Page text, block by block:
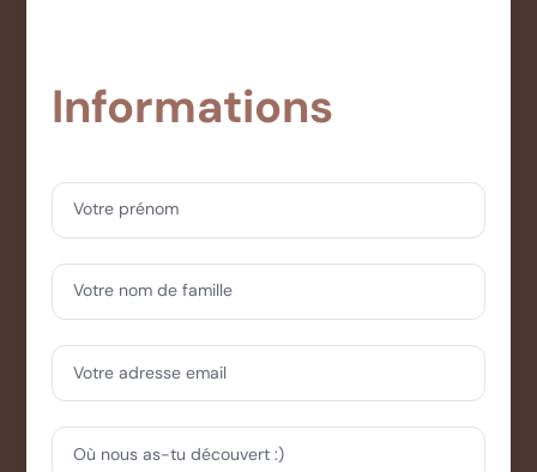
Informations
Votre prénom
Votre nom de famille
Votre adresse email
Où nous as-tu découvert :)